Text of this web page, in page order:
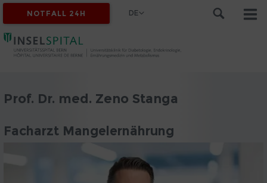
NOTFALL 24H DE
Prof. Dr. med. Zeno Stanga
Facharzt Mangelernährung